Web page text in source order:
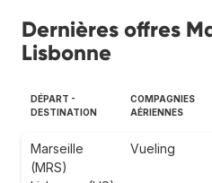
Dernières offres
Lisbonne
DÉPART -
DESTINATION
COMPAGNIES
AÉRIENNES
Marseille
(MRS)
Vueling